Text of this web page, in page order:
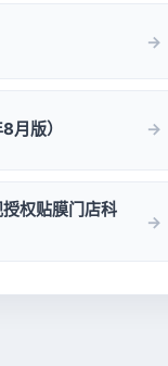
月版）
权贴膜门店科